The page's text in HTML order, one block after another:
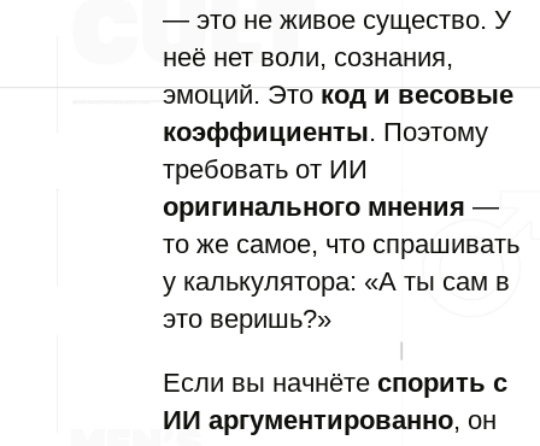
— это не живое существо. У
неё нет воли, сознания,
эмоций. Этокод и весовые
коэффициенты. Поэтому
требовать от ИИ
оригинального мнения —
то же самое, что спрашивать
у калькулятора: «А ты сам в
это веришь?»
Если вы начнёте спорить с
ИИ аргументированно, он